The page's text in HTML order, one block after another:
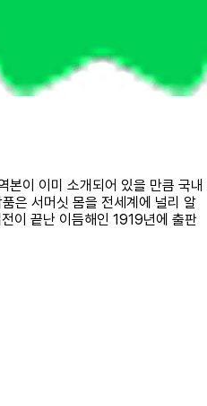
본이 이미 소개되어 있을 만큼 국내
은 서머싯 몸을 전세계에 널리 알
이 끝난 이듬해인 1919년에 출판